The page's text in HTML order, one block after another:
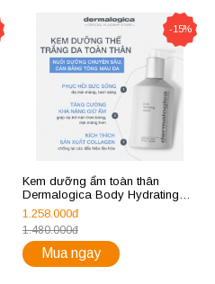
-15%
Kem dưỡng ẩm toàn thân
Dermalogica Body Hydrating
Cream 295ml
1.258.000đ
1.480.000đ
Mua ngay